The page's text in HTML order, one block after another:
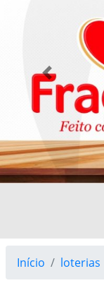
Previous
Início loterias